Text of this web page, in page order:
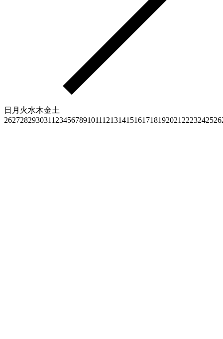
日 月 火水木金土
2627282930311 23456789101112131415161718192021 2223242526